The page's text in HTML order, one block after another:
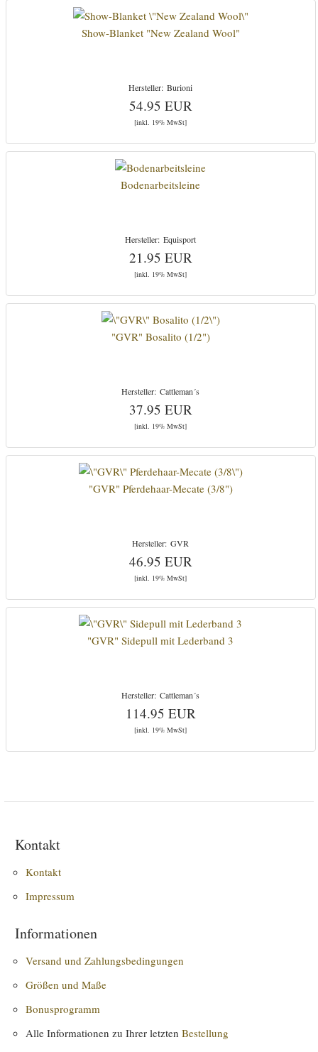
Show-Blanket "New Zealand Wool"
Burioni
54.95 EUR
[inkl. 19% MwSt]
Bodenarbeitsleine
Equisport
21.95 EUR
[inkl. 19% MwSt]
"GVR" Bosalito (1/2")
Cattleman´s
37.95 EUR
[inkl. 19% MwSt]
"GVR" Pferdehaar-Mecate (3/8")
GVR
46.95 EUR
[inkl. 19% MwSt]
"GVR" Sidepull mit Lederband 3
Cattleman´s
114.95 EUR
[inkl. 19% MwSt]
Kontakt
Kontakt
Impressum
Informationen
Versand und Zahlungsbedingungen
Größen und Maße
Bonusprogramm
Alle Informationen zu Ihrer letzten Bestellung